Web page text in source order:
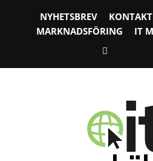
NYHETSBREV KONTAKT
MARKNADSFÖRING
IT